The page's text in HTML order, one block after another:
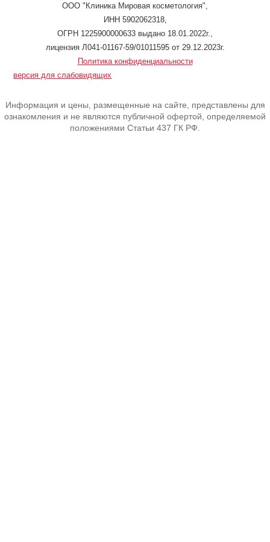
ООО "Клиника Мировая косметология",
ИНН 5902062318,
ОГРН 1225900000633 выдано 18.01.2022г.,
лицензия Л041-01167-59/01011595 от 29.12.2023г.
Политика конфиденциальности
версия для слабовидящих
Информация и цены, размещенные на сайте, представлены для
ознакомления и не являются публичной офертой, определяемой
положениями Статьи 437 ГК РФ.